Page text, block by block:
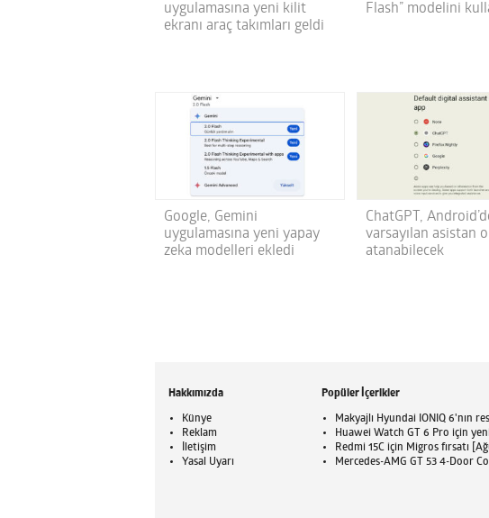
uygulamasına yeni kilit
ekranı araç takımları geldi
Flash” modelini
Google, Gemini
uygulamasına yeni yapay
zeka modelleri ekledi
ChatGPT,
varsayılan asistan
atanabilecek
Hakkımızda
Künye
Reklam
İletişim
Yasal Uyarı
Popüler İçerikler
Makyajlı Hyundai IONIQ 6'nın
Huawei Watch GT 6 Pro için
Redmi 15C için Migros fırsatı
Mercedes-AMG GT 53 4-Door